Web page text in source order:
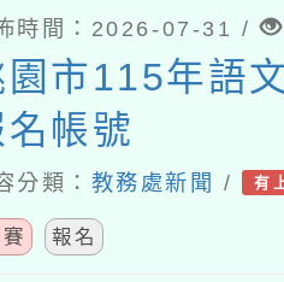
時間：2026-07-31 /
園市115年語
名帳號
分類： 教務處新聞 / 有
賽 報名